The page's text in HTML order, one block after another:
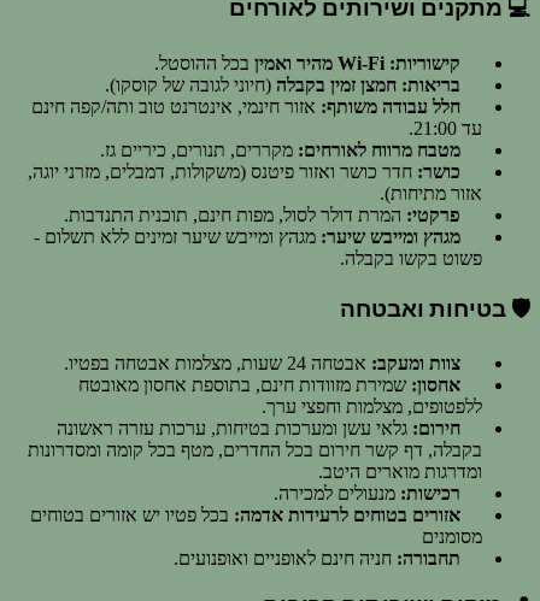
💻 מתקנים ושירותים לאורחים
קישוריות: Wi-Fi מהיר ואמין
בכל ההוסטל.
בריאות: חמצן זמין בקבלה (חיוני לגובה של קוסקו).
חלל עבודה משותף: אזור חינמי, אינטרנט טוב ותה/קפה חינם
עד 21:00.
מטבח מרווח לאורחים: מקררים, תנורים, כיריים גז.
כושר: חדר כושר ואזור פיטנס (משקולות, דמבלים, מזרני יוגה,
אזור מתיחות).
פרקטי: המרת דולר לסול, מפות חינם, תוכנית התנדבות.
מגהץ ומייבש שיער: מגהץ ומייבש שיער זמינים ללא תשלום -
פשוט בקשו בקבלה.
🛡️ בטיחות ואבטחה
צוות ומעקב: אבטחה 24 שעות, מצלמות אבטחה בפטיו.
אחסון: שמירת מזוודות חינם, בתוספת אחסון מאובטח
ללפטופים, מצלמות וחפצי ערך.
חירום: גלאי עשן ומערכות בטיחות, ערכות עזרה ראשונה
בקבלה, דף קשר חירום בכל החדרים, מטף בכל קומה ומסדרונות
ומדרגות מוארים היטב.
רכישות: מנעולים למכירה.
אזורים בטוחים לרעידות אדמה: בכל פטיו יש אזורים בטוחים
מסומנים
תחבורה: חניה חינם לאופניים ואופנועים.